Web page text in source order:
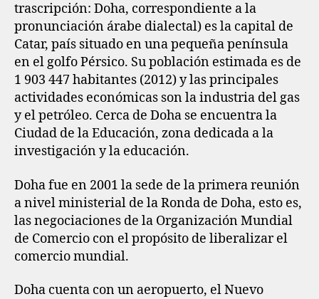
trascripción: Doha, correspondiente a la
pronunciación árabe dialectal) es la capital de
Catar, país situado en una pequeña península
en el golfo Pérsico. Su población estimada es de
1 903 447 habitantes (2012)​ y las principales
actividades económicas son la industria del gas
y el petróleo. Cerca de Doha se encuentra la
Ciudad de la Educación, zona dedicada a la
investigación y la educación.
Doha fue en 2001 la sede de la primera reunión
a nivel ministerial de la Ronda de Doha, esto es,
las negociaciones de la Organización Mundial
de Comercio con el propósito de liberalizar el
comercio mundial.
Doha cuenta con un aeropuerto, el Nuevo